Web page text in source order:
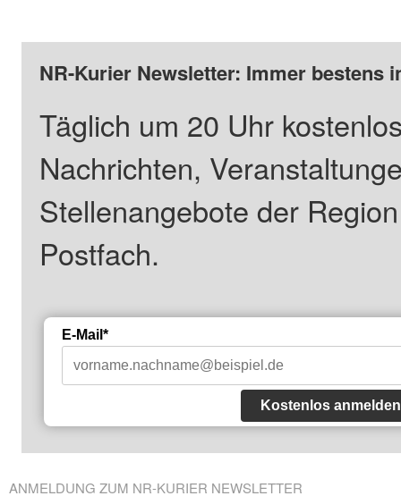
NR-Kurier Newsletter: Immer bestens
Täglich um 20 Uhr
Nachrichten,
Stellenangebote der
Postfach.
E-Mail*
Kostenlos anmelden
ANMELDUNG ZUM NR-KURIER NEWSLETTER